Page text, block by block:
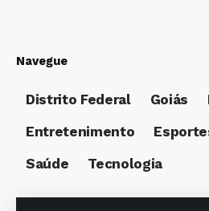
Navegue
Distrito Federal Goiás
Entretenimento
Saúde
Tecnologia